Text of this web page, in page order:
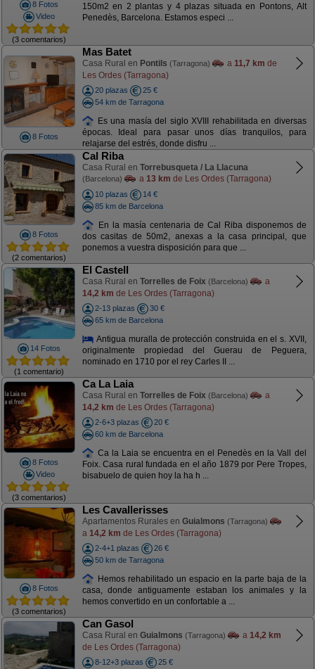
8 Fotos
Video
(3 comentarios)
150m2 en 2 plantas y 4 plazas situada en Pontons, Alt
Penedès, Barcelona. Estamos especi ...
8 Fotos
Mas Batet
Casa Rural en Pontils (Tarragona) a 11,7 km de
Les Ordes (Tarragona)
20 plazas
25 €
54 km de Tarragona
Es una masía del siglo XVIII rehabilitada en diversas
épocas. Ideal para pasar unos días tranquilos, para
relajarse del estrés, donde disfru ...
8 Fotos
(2 comentarios)
Cal Riba
Casa Rural en Torrebusqueta / La Llacuna
(Barcelona) a 13 km de Les Ordes (Tarragona)
10 plazas
14 €
85 km de Barcelona
En la masía centenaria de Cal Riba disponemos de
dos casitas de 50m2, anexas a la casa principal, que
ponemos a vuestra disposición para que ...
14 Fotos
(1 comentario)
El Castell
Casa Rural en Torrelles de Foix (Barcelona)
a
14,2 km de Les Ordes (Tarragona)
2-13 plazas
30 €
65 km de Barcelona
Antigua muralla de protección construida en el s. XVII,
originalmente propiedad del Guerau de Peguera,
nominado en 1710 por el rey Carles II ...
8 Fotos
Video
(3 comentarios)
Ca La Laia
Casa Rural en Torrelles de Foix (Barcelona)
a
14,2 km de Les Ordes (Tarragona)
2-6+3 plazas
20 €
60 km de Barcelona
Ca la Laia se encuentra en el Penedès en la Vall del
Foix. Casa rural fundada en el año 1879 por Pere Tropes,
bisabuelo de quien hoy la ha h ...
8 Fotos
(3 comentarios)
Les Cavallerisses
Apartamentos Rurales en Guialmons (Tarragona)
a 14,2 km de Les Ordes (Tarragona)
2-4+1 plazas
26 €
50 km de Tarragona
Hemos rehabilitado un espacio en la parte baja de la
casa, donde antiguamente estaban los animales y la
hemos convertido en un confortable a ...
Can Gasol
Casa Rural en Guialmons (Tarragona) a 14,2 km
de Les Ordes (Tarragona)
8-12+3 plazas
25 €